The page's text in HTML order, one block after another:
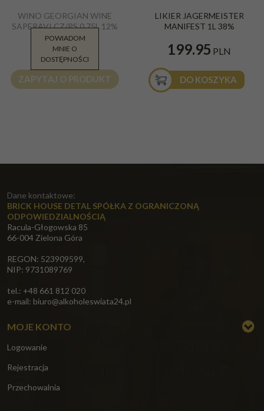
WINO GEORGIAN WINE
SAPERAVI CZ/PS 0,75L 12%
27.90PLN
ZAPYTAJ O PRODUKT
POWIADOM
MNIE O
DOSTĘPNOŚCI
LIKIER JAGERMEISTER
MANIFEST 1L 38%
199.95 PLN
DO KOSZYKA
Dane kontaktowe:
BRICK HOUSE DETAL SPÓŁKA Z OGRANICZONĄ
ODPOWIEDZIALNOŚCIĄ
Racula-Głogowska 85
66-004 Zielona Góra
REGON: 523909599,
NIP: 9731089769
tel.: +48 661 812 020
e-mail: biuro@alkoholeswiata24.pl
MOJE KONTO
Logowanie
Rejestracja
Przechowalnia